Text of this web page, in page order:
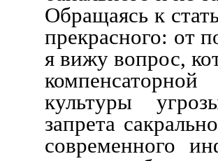
Обращаясь к
прекрасного: от
я вижу вопрос,
культуры
запрета
современного